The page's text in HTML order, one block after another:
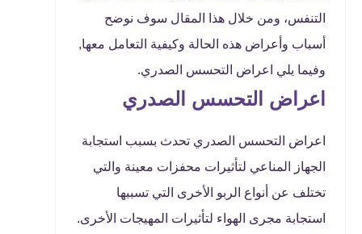
التنفس، ومن خلال هذا المقال سوف نوضح
أسباب وأعراض هذه الحالة وكيفية التعامل معها,
وفيما يلي اعراض التحسس الصدري.
اعراض التحسس الصدري
اعراض التحسس الصدري تحدث بسبب استجابة
الجهاز المناعي لتأثيرات محفزات معينة والتي
تختلف عن أنواع الربو الأخرى التي تسببها
استجابة مجرى الهواء لتأثيرات المهيجات الأخرى.